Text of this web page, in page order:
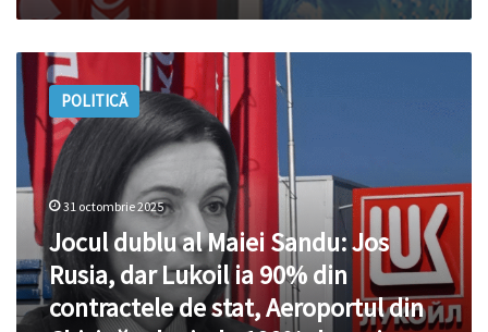
Jocul
dublu
al
Maiei
Sandu:
Jos
Rusia,
dar
Lukoil
ia
90%
din
POLITICĂ
31 octombrie 2025
Jocul dublu al Maiei Sandu: Jos
Rusia, dar Lukoil ia 90% din
contractele de stat, Aeroportul din